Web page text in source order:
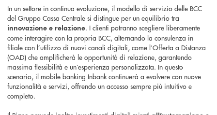
In un settore in continua evoluzione, il modello di servizio delle BCC
del Gruppo Cassa Centrale si distingue per un equilibrio tra
innovazione e relazione. I clienti potranno scegliere liberamente
come interagire con la propria BCC, alternando la consulenza in
filiale con l’utilizzo di nuovi canali digitali, come l’Offerta a Distanza
(OAD) che amplificherà le opportunità di relazione, garantendo
massima flessibilità e un’esperienza personalizzata. In questo
scenario, il mobile banking Inbank continuerà a evolvere con nuove
funzionalità e servizi, offrendo un accesso sempre più intuitivo e
completo.